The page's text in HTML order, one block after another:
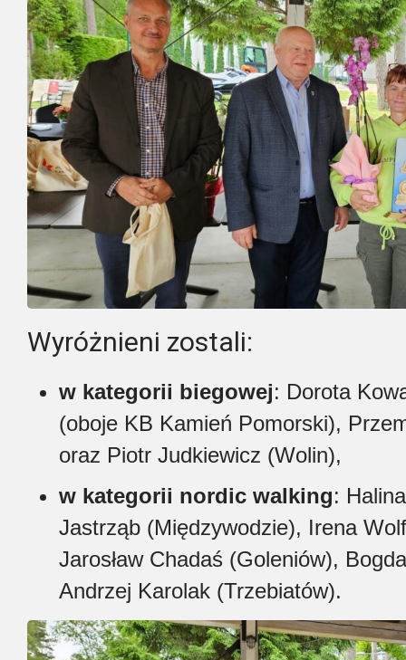
Wyróżnieni zostali:
w kategorii biegowej: Dorota
(oboje KB Kamień Pomorski),
oraz Piotr Judkiewicz (Wolin),
w kategorii nordic walking:
Jastrząb (Międzywodzie), Irena
Jarosław Chadaś (Goleniów),
Andrzej Karolak (Trzebiatów).